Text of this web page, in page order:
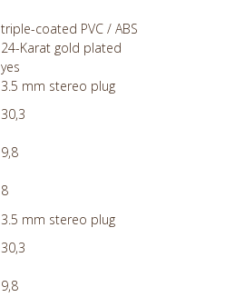
triple-coated PVC / ABS
24-Karat gold plated
yes
3.5 mm stereo plug
30,3
9,8
8
3.5 mm stereo plug
30,3
9,8